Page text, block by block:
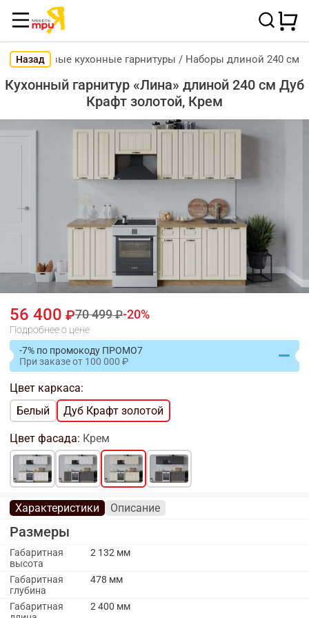
НазадГотовые кухонные гарнитуры / Наборы длиной 240 см
Кухонный гарнитур «Лина» длиной 240 см Дуб
Крафт золотой, Крем
56 400 70 499 20
Подробнее о цене
-7% по промокоду ПРОМО7
При заказеот 100 000
Цвет каркаса:
Белый
Дуб Крафт золотой
Цвет фасада: Крем
Характеристики Описание
Размеры
Габаритная
высота
2 132 мм
Габаритная
глубина
478 мм
Габаритная
2 400 мм